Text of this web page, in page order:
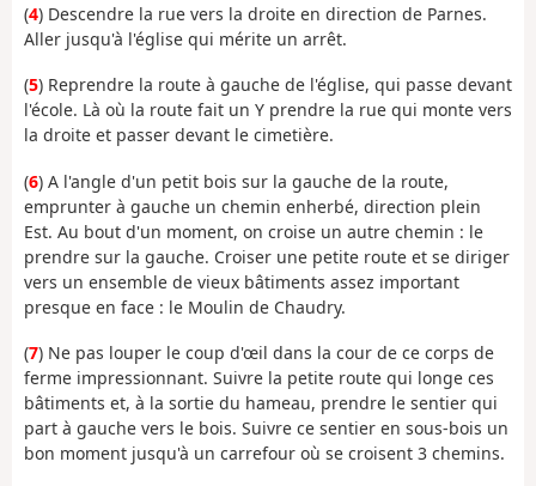
(4) Descendre la rue vers la droite en direction de Parnes.
Aller jusqu'à l'église qui mérite un arrêt.
(5) Reprendre la route à gauche de l'église, qui passe devant
l'école. Là où la route fait un Y prendre la rue qui monte vers
la droite et passer devant le cimetière.
(6) A l'angle d'un petit bois sur la gauche de la route,
emprunter à gauche un chemin enherbé, direction plein
Est. Au bout d'un moment, on croise un autre chemin : le
prendre sur la gauche. Croiser une petite route et se diriger
vers un ensemble de vieux bâtiments assez important
presque en face : le Moulin de Chaudry.
(7) Ne pas louper le coup d'œil dans la cour de ce corps de
ferme impressionnant. Suivre la petite route qui longe ces
bâtiments et, à la sortie du hameau, prendre le sentier qui
part à gauche vers le bois. Suivre ce sentier en sous-bois un
bon moment jusqu'à un carrefour où se croisent 3 chemins.